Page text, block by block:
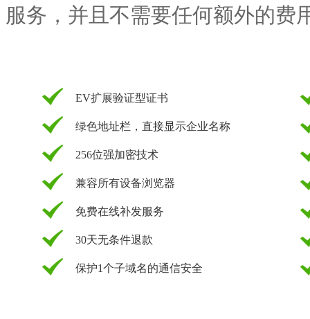
服务，并且不需要任何额外的费
EV扩展验证型证书
绿色地址栏，直接显示企业名称
256位强加密技术
兼容所有设备浏览器
免费在线补发服务
30天无条件退款
保护1个子域名的通信安全